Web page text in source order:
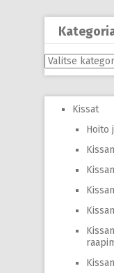
Kategoriat
Kissat
Hoito